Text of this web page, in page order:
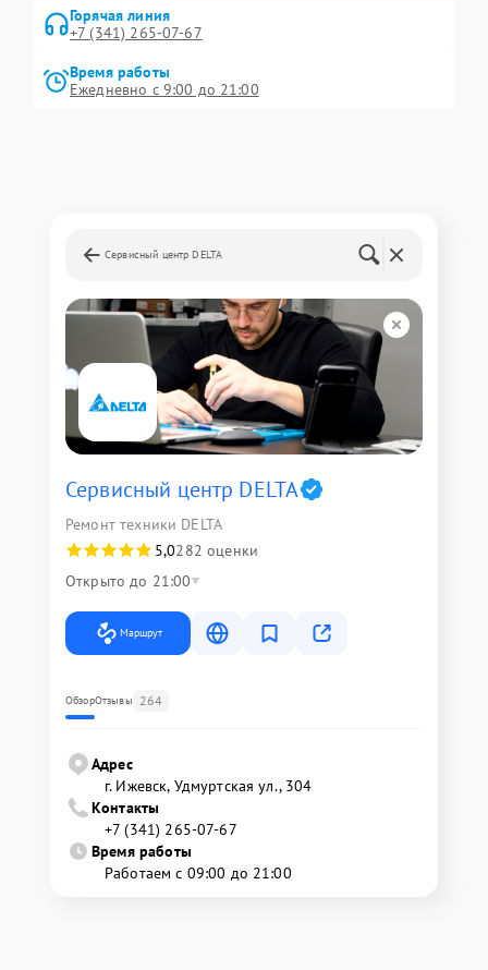
Горячая линия
+7 (341) 265-07-67
Время работы
Ежедневно с 9:00 до 21:00
Сервисный центр DELTA
Сервисный центр DELTA
Ремонт техники DELTA
5,0282 оценки
Открыто до 21:00
Маршрут
ОбзорОтзывы 264
Адрес
г. Ижевск, Удмуртская ул., 304
Контакты
+7 (341) 265-07-67
Время работы
Работаем с 09:00 до 21:00